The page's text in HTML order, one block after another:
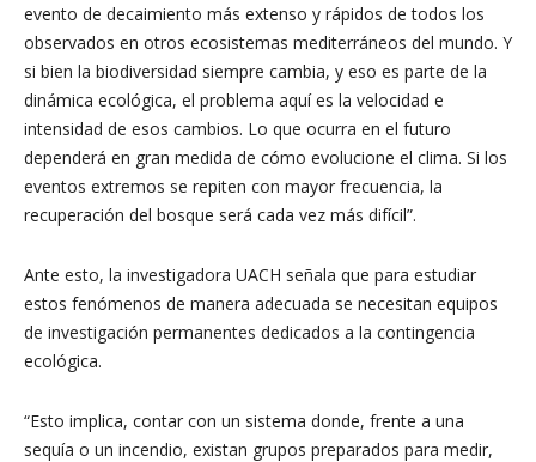
evento de decaimiento más extenso y rápidos de todos los
observados en otros ecosistemas mediterráneos del mundo. Y
si bien la biodiversidad siempre cambia, y eso es parte de la
dinámica ecológica, el problema aquí es la velocidad e
intensidad de esos cambios. Lo que ocurra en el futuro
dependerá en gran medida de cómo evolucione el clima. Si los
eventos extremos se repiten con mayor frecuencia, la
recuperación del bosque será cada vez más difícil”.
Ante esto, la investigadora UACH señala que para estudiar
estos fenómenos de manera adecuada se necesitan equipos
de investigación permanentes dedicados a la contingencia
ecológica.
“Esto implica, contar con un sistema donde, frente a una
sequía o un incendio, existan grupos preparados para medir,